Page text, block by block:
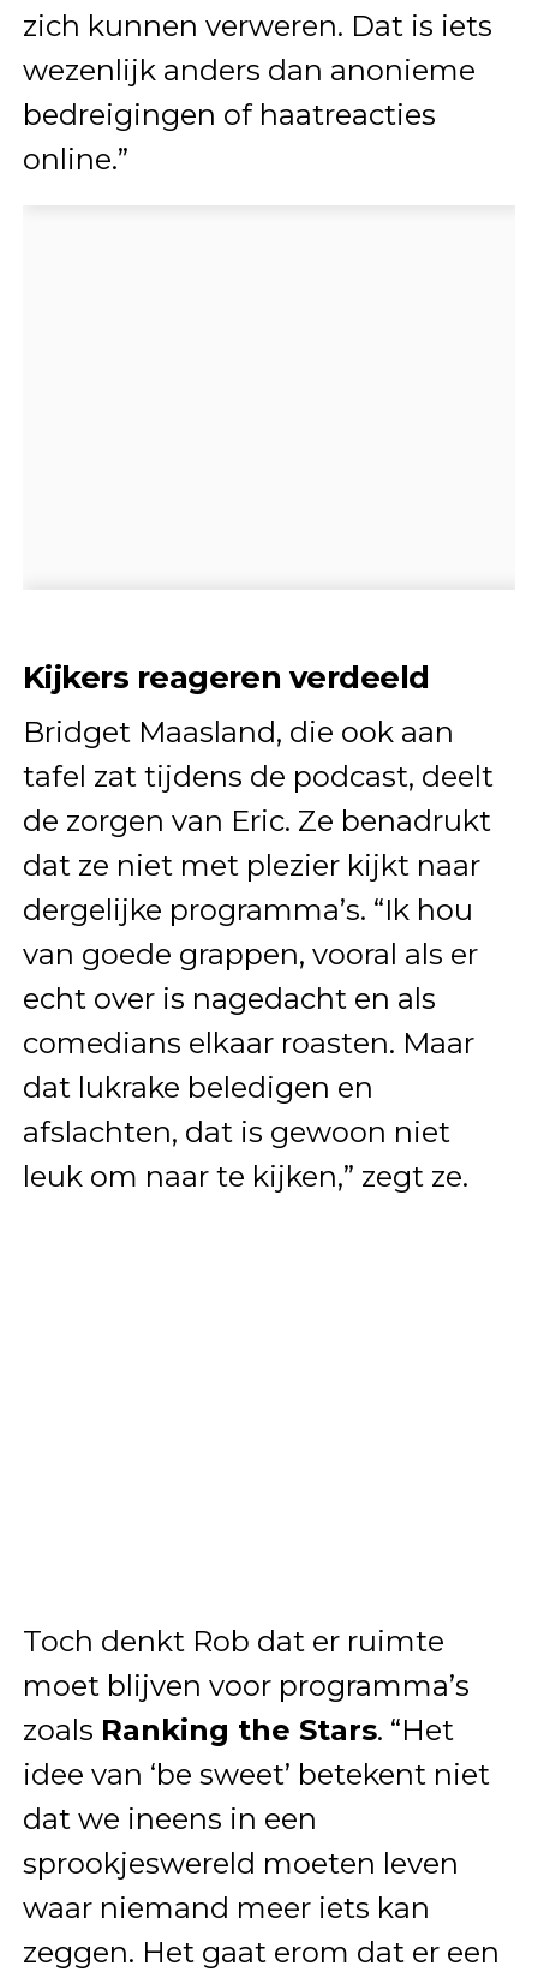
zich kunnen verweren. Dat is iets
wezenlijk anders dan anonieme
bedreigingen of haatreacties
online.”
Kijkers reageren verdeeld
Bridget Maasland, die ook aan
tafel zat tijdens de podcast, deelt
de zorgen van Eric. Ze benadrukt
dat ze niet met plezier kijkt naar
dergelijke programma’s. “Ik hou
van goede grappen, vooral als er
echt over is nagedacht en als
comedians elkaar roasten. Maar
dat lukrake beledigen en
afslachten, dat is gewoon niet
leuk om naar te kijken,” zegt ze.
Toch denkt Rob dat er ruimte
moet blijven voor programma’s
zoals Ranking the Stars. “Het
idee van ‘be sweet’ betekent niet
dat we ineens in een
sprookjeswereld moeten leven
waar niemand meer iets kan
zeggen. Het gaat erom dat er een